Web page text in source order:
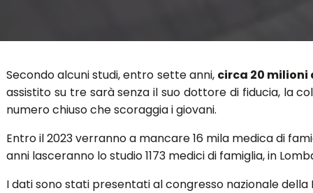
Secondo alcuni studi, entro sette anni, circa 20
assistito su tre sarà senza il suo dottore di fiducia, la
numero chiuso che scoraggia i giovani.
Entro il 2023 verranno a mancare 16 mila medica di
anni lasceranno lo studio 1173 medici di famiglia, in
I dati sono stati presentati al congresso nazionale della